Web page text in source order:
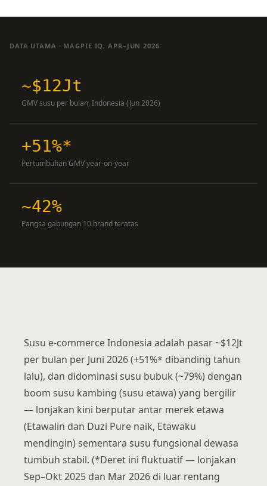
DATA UTAMA · MAGPIE IQ, APR–JUN 2026
~$12Jt
GMV susu per bulan, Indonesia (Jun 2026)
+51%*
Pertumbuhan GMV year-on-year
~42%
Pangsa gabungan 10 brand teratas
Susu e-commerce Indonesia adalah pasar ~$12Jt
per bulan per Juni 2026 (+51%* dibanding tahun
lalu), dan didominasi susu bubuk (~79%) dengan
boom susu kambing (susu etawa) yang bergilir
— lonjakan kini berputar antar merek etawa
(Etawalin dan Duzi Pure naik, Etawaku
mendingin) sementara susu fungsional dewasa
tumbuh stabil. (*Deret ini fluktuatif — lonjakan
Sep–Okt 2025 dan Mar 2026 di luar rentang